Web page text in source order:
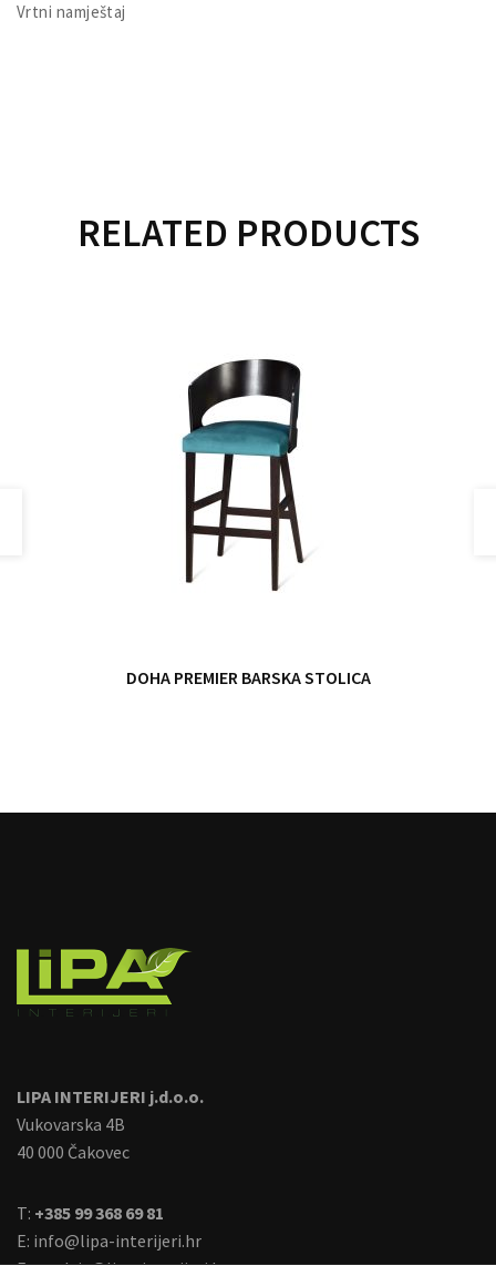
Vrtni namještaj
RELATED PRODUCTS
DOHA PREMIER BARSKA STOLICA
LIPA INTERIJERI j.d.o.o.
Vukovarska 4B
40 000 Čakovec
T: +385 99 368 69 81
E: info@lipa-interijeri.hr
E:prodaja@lipa-interijeri.hr